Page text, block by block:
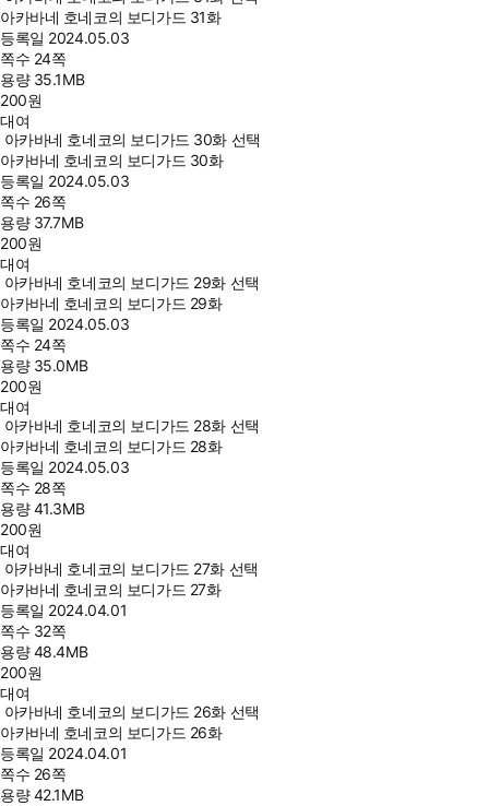
아카바네 호네코의 보디가드 31화
등록일 2024.05.03
쪽수 24쪽
용량 35.1MB
200원
대여
아카바네 호네코의 보디가드 30화 선택
아카바네 호네코의 보디가드 30화
등록일 2024.05.03
쪽수 26쪽
용량 37.7MB
200원
대여
아카바네 호네코의 보디가드 29화 선택
아카바네 호네코의 보디가드 29화
등록일 2024.05.03
쪽수 24쪽
용량 35.0MB
200원
대여
아카바네 호네코의 보디가드 28화 선택
아카바네 호네코의 보디가드 28화
등록일 2024.05.03
쪽수 28쪽
용량41.3MB
200원
대여
아카바네 호네코의 보디가드 27화 선택
아카바네 호네코의 보디가드 27화
등록일 2024.04.01
쪽수 32쪽
용량48.4MB
200원
대여
아카바네 호네코의 보디가드 26화 선택
아카바네 호네코의 보디가드 26화
등록일 2024.04.01
쪽수 26쪽
용량42.1MB